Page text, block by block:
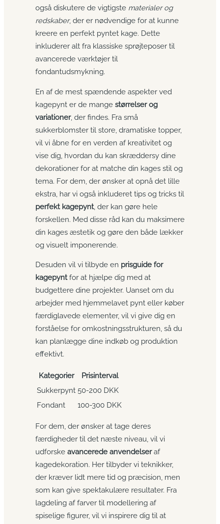
også diskutere de vigtigste materialer og
redskaber, der er nødvendige for at kunne
kreere en perfekt pyntet kage. Dette
inkluderer alt fra klassiske sprøjteposer til
avancerede værktøjer til
fondantudsmykning.
En af de mest spændende aspekter ved
kagepynt er de mange størrelser og
variationer, der findes. Fra små
sukkerblomster til store, dramatiske topper,
vil vi åbne for en verden af kreativitet og
vise dig, hvordan du kan skræddersy dine
dekorationer for at matche din kages stil og
tema. For dem, der ønsker at opnå det lille
ekstra, har vi også inkluderet tips og tricks til
perfekt kagepynt, der kan gøre hele
forskellen. Med disse råd kan du maksimere
din kages æstetik og gøre den både lækker
og visuelt imponerende.
Desuden vil vi tilbyde en prisguide for
kagepyntfor at hjælpe dig med at
budgettere dine projekter. Uanset om du
arbejder med hjemmelavet pynt eller køber
færdiglavede elementer, vil vi give dig en
forståelse for omkostningsstrukturen, så du
kan planlægge dine indkøb og produktion
effektivt.
Kategorier
Prisinterval
Sukkerpynt 50-200 DKK
Fondant
100-300 DKK
For dem, der ønsker at tage deres
færdigheder til det næste niveau, vil vi
udforske avancerede anvendelseraf
kagedekoration. Her tilbyder vi teknikker,
der kræver lidt mere tid og præcision, men
som kan give spektakulære resultater. Fra
lagdeling af farver til modellering af
spiselige figurer, vil vi inspirere dig til at